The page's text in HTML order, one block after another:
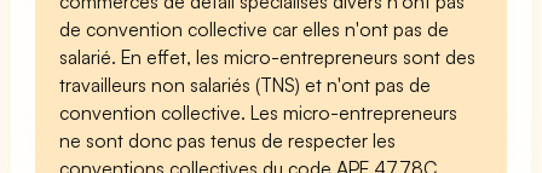
de convention collective car elles n'ont pas de
salarié. En effet, les micro-entrepreneurs sont des
travailleurs non salariés (TNS) et n'ont pas de
convention collective. Les micro-entrepreneurs
ne sont donc pas tenus de respecter les
conventions collectives du code APE 4778C